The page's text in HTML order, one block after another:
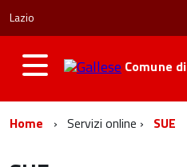
Lazio
Comune di
Home Servizi online SUE